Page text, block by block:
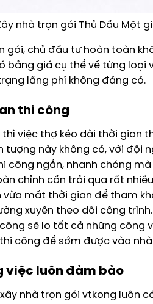
nhà trọn gói Thủ Dầu Một
gói, chủ đầu tư hoàn toàn
bảng giá cụ thể về từng
lãng phí không đáng có.
thi công
việc thợ kéo dài thời gian
tượng này không có, với đội
công ngắn, nhanh chóng
chỉnh cần trải qua rất
mất thời gian để tham
xuyên theo dõi công
sẽ lo tất cả những công
công để sớm được vào
việc luôn đảm bảo
nhà trọn gói vtkong luôn